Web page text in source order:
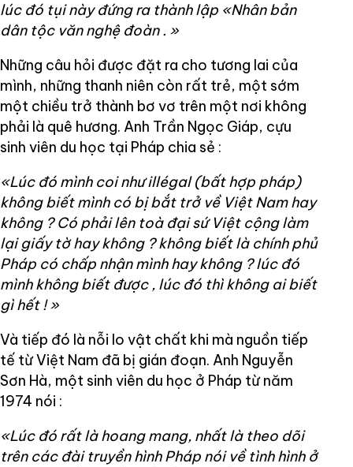
lúc đó tụi này đứng ra thành lập «Nhân bản
dân tộc văn nghệ đoàn . »
Những câu hỏi được đặt ra cho tương lai của
mình, những thanh niên còn rất trẻ, một sớm
một chiều trở thành bơ vơ trên một nơi không
phải là quê hương. Anh Trần Ngọc Giáp, cựu
sinh viên du học tại Pháp chia sẻ :
«Lúc đó mình coi như illégal (bất hợp pháp)
không biết mình có bị bắt trở về Việt Nam hay
không ? Có phải lên toà đại sứ Việt cộng làm
lại giấy tờ hay không ? không biết là chính phủ
Pháp có chấp nhận mình hay không ? lúc đó
mình không biết được , lúc đó thì không ai biết
gì hết ! »
Và tiếp đó là nỗi lo vật chất khi mà nguồn tiếp
tế từ Việt Nam đã bị gián đoạn. Anh Nguyễn
Sơn Hà, một sinh viên du học ở Pháp từ năm
1974 nói :
«Lúc đó rất là hoang mang, nhất là theo dõi
trên các đài truyền hình Pháp nói về tình hình ở